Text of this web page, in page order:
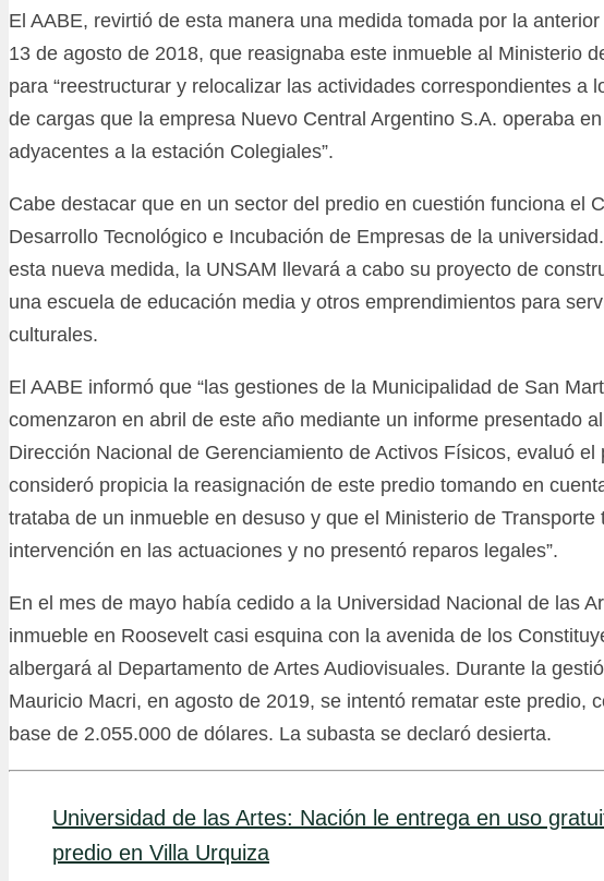
El AABE, revirtió de esta manera una medida tomada por la anterior
13 de agosto de 2018, que reasignaba este inmueble al Ministerio
para “reestructurar y relocalizar las actividades correspondientes a
de cargas que la empresa Nuevo Central Argentino S.A. operaba
adyacentes a la estación Colegiales”.
Cabe destacar que en un sector del predio en cuestión funciona el
Desarrollo Tecnológico e Incubación de Empresas de la
esta nueva medida, la UNSAM llevará a cabo su proyecto de
una escuela de educación media y otros emprendimientos para
culturales.
El AABE informó que “las gestiones de la Municipalidad de San
comenzaron en abril de este año mediante un informe presentado
Dirección Nacional de Gerenciamiento de Activos Físicos, evaluó el
consideró propicia la reasignación de este predio tomando en
trataba de un inmueble en desuso y que el Ministerio de Transporte
intervención en las actuaciones y no presentó reparos legales”.
En el mes de mayo había cedido a la Universidad Nacional de las
inmueble en Roosevelt casi esquina con la avenida de los
albergará al Departamento de Artes Audiovisuales. Durante la
Mauricio Macri, en agosto de 2019, se intentó rematar este predio,
base de 2.055.000 de dólares. La subasta se declaró desierta.
Universidad de las Artes: Nación le entrega en uso
predio en Villa Urquiza